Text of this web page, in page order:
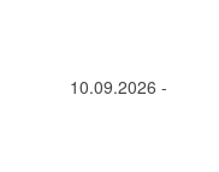
10.09.2026 -